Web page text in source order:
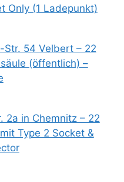
Only (1 Ladepunkt)
54 Velbert – 22
(öffentlich) –
2a in Chemnitz – 22
Type 2 Socket &